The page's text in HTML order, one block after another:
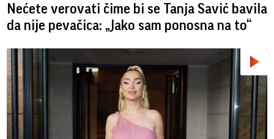
Nećete verovati čime bi se Tanja Savić bavila
da nije pevačica: „Jako sam ponosna na to“